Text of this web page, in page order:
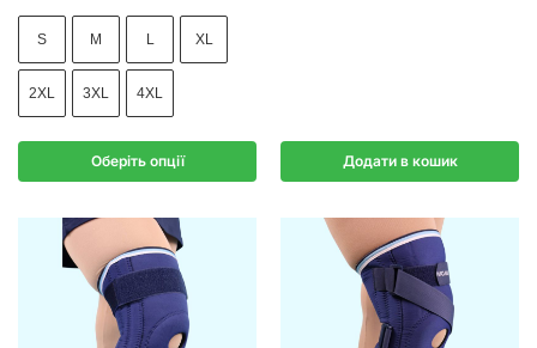
S M L XL
2XL 3XL 4XL
Оберіть опції Додати в кошик